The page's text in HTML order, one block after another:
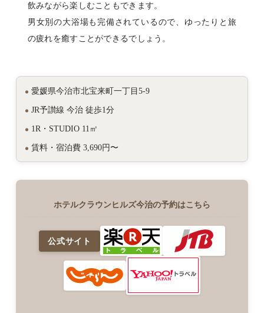
飲みながら楽しむこともできます。
男女別の大浴場も完備されているので、ゆったりと旅
の疲れを癒すことができるでしょう。
愛媛県今治市北宝来町一丁目5-9
JR予讃線 今治 徒歩1分
1R・STUDIO 11㎡
賃料・宿泊費 3,690円〜
ホテルクラウンヒルズ今治の予約はこちら
公式サイト